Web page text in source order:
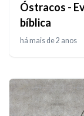
Óstracos -
bíblica
há mais de 2 anos